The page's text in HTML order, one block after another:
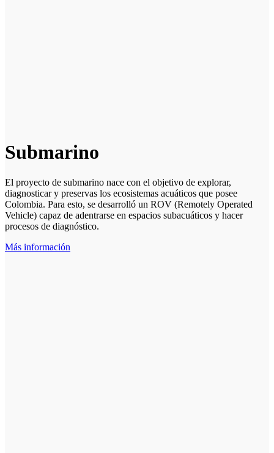
Submarino
El proyecto de submarino nace con el objetivo de explorar,
diagnosticar y preservas los ecosistemas acuáticos que posee
Colombia. Para esto, se desarrolló un ROV (Remotely Operated
Vehicle) capaz de adentrarse en espacios subacuáticos y hacer
procesos de diagnóstico.
Más información